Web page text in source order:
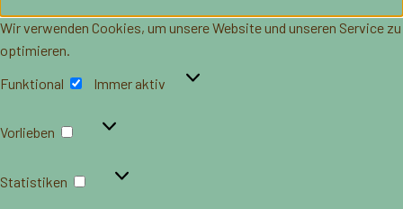
Wir verwenden Cookies, um unsere Website und unseren Service zu
optimieren.
Funktional
Immer aktiv
Vorlieben
Vorlieben
Statistiken
Statistiken